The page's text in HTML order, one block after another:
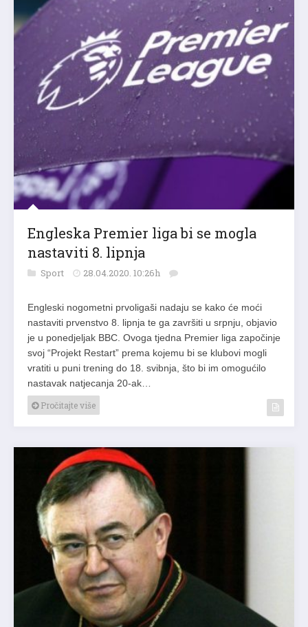
Engleska Premier liga bi se mogla
nastaviti 8. lipnja
Sport 28.04.2020. 10:26h
Engleski nogometni prvoligaši nadaju se kako će moći
nastaviti prvenstvo 8. lipnja te ga završiti u srpnju, objavio
je u ponedjeljak BBC. Ovoga tjedna Premier liga započinje
svoj “Projekt Restart” prema kojemu bi se klubovi mogli
vratiti u puni trening do 18. svibnja, što bi im omogućilo
nastavak natjecanja 20-ak…
Pročitajte više